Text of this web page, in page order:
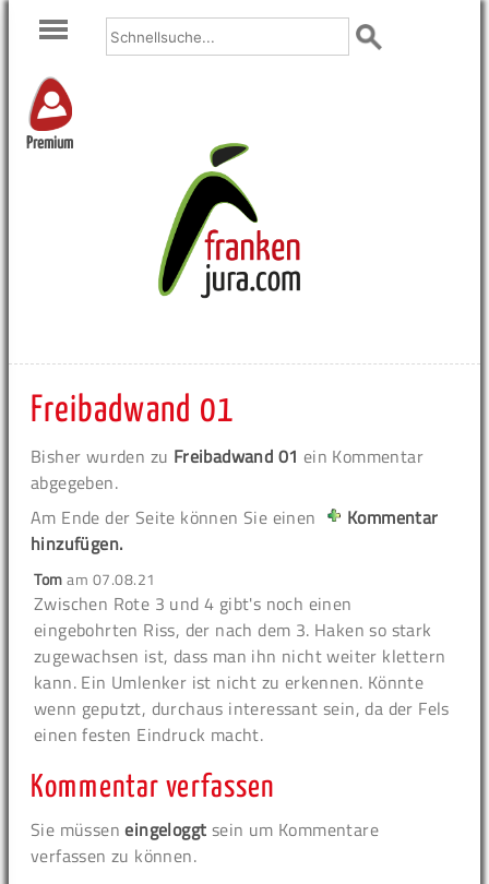
Premium
Freibadwand 01
Bisher wurden zu Freibadwand 01 ein Kommentar
abgegeben.
Am Ende der Seite können Sie einen
Kommentar
hinzufügen.
Tomam 07.08.21
Zwischen Rote 3 und 4 gibt's noch einen
eingebohrten Riss, der nach dem 3. Haken so stark
zugewachsen ist, dass man ihn nicht weiter klettern
kann. Ein Umlenker ist nicht zu erkennen. Könnte
wenn geputzt, durchaus interessant sein, da der Fels
einen festen Eindruck macht.
Kommentar verfassen
Sie müsseneingeloggt sein um Kommentare
verfassen zu können.